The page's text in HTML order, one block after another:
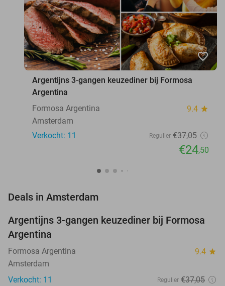
favorite_border
Argentijns 3-gangen keuzediner bij Formosa
Argentina
Formosa Argentina
9.4 star
Amsterdam
Verkocht: 11
Regulier €37,05
€24,50
Deals in Amsterdam
34%
NEW
TODAY
Argentijns 3-gangen keuzediner bij Formosa
Argentina
Formosa Argentina 9.4 star
Amsterdam
Verkocht: 11
Regulier €37,05